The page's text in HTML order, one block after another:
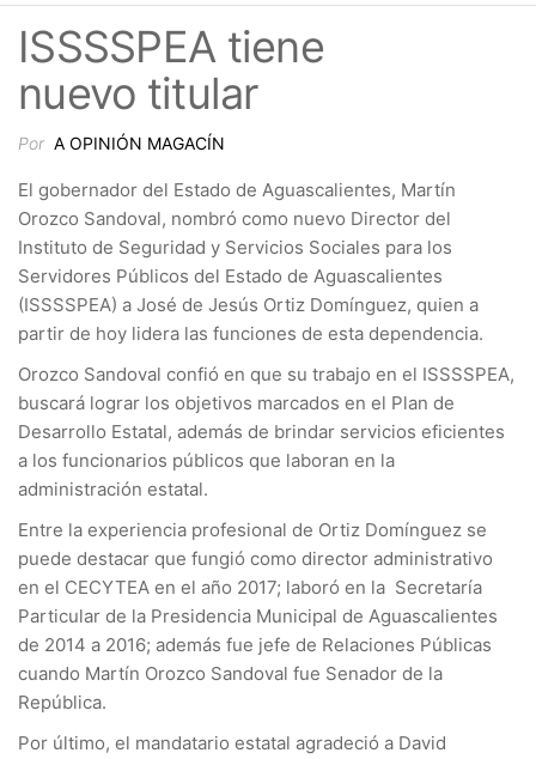
ISSSSPEA tiene
nuevo titular
Por A OPINIÓN MAGACÍN
El gobernador del Estado de Aguascalientes, Martín
Orozco Sandoval, nombró como nuevo Director del
Instituto de Seguridad y Servicios Sociales para los
Servidores Públicos del Estado de Aguascalientes
(ISSSSPEA) a José de Jesús Ortiz Domínguez, quien a
partir de hoy lidera las funciones de esta dependencia.
Orozco Sandoval confió en que su trabajo en el ISSSSPEA,
buscará lograr los objetivos marcados en el Plan de
Desarrollo Estatal, además de brindar servicios eficientes
a los funcionarios públicos que laboran en la
administración estatal.
Entre la experiencia profesional de Ortiz Domínguez se
puede destacar que fungió como director administrativo
en el CECYTEA en el año 2017; laboró en la Secretaría
Particular de la Presidencia Municipal de Aguascalientes
de 2014 a 2016; además fue jefe de Relaciones Públicas
cuando Martín Orozco Sandoval fue Senador de la
República.
Por último, el mandatario estatal agradeció a David